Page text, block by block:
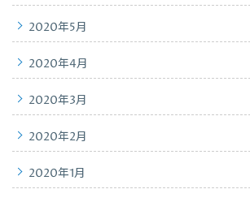
2020年5月
2020年4月
2020年3月
2020年2月
2020年1月